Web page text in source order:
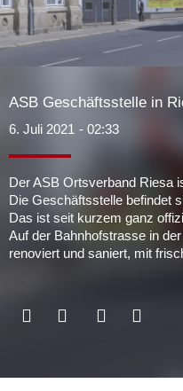
ASB Geschäftsstelle in
6. Juli 2021 - 02:33
Der ASB Ortsverband Riesa
Die Geschäftsstelle befindet
Das ist seit kurzem ganz
Auf der Bahnhofstrasse in
renoviert und saniert, mit